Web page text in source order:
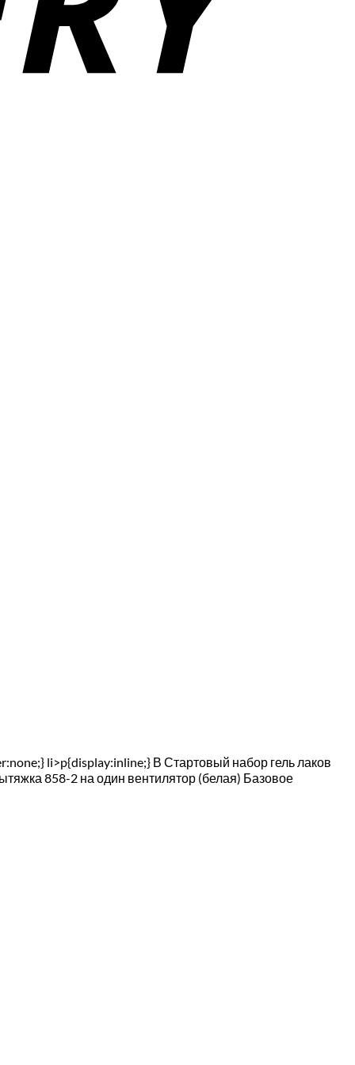
li>p{display:inline;} В Стартовый набор гель лаков
858-2 на один вентилятор (белая) Базовое